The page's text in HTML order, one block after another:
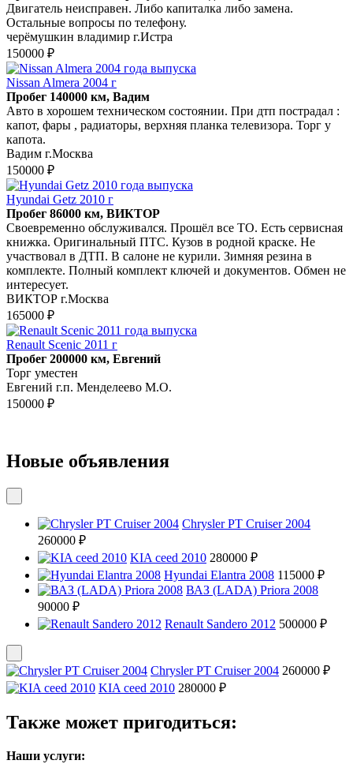
Двигатель неисправен. Либо капиталка либо замена.
Остальные вопросы по телефону.
черёмушкин владимир г.Истра
150000 ₽
Nissan Almera 2004 г
Пробег 140000 км, Вадим
Авто в хорошем техническом состоянии. При дтп пострадал :
капот, фары , радиаторы, верхняя планка телевизора. Торг у
капота.
Вадим г.Москва
150000 ₽
Hyundai Getz 2010 г
Пробег 86000 км, ВИКТОР
Своевременно обслуживался. Прошёл все ТО. Есть сервисная
книжка. Оригинальный ПТС. Кузов в родной краске. Не
участвовал в ДТП. В салоне не курили. Зимняя резина в
комплекте. Полный комплект ключей и документов. Обмен не
интересует.
ВИКТОР г.Москва
165000 ₽
Renault Scenic 2011 г
Пробег 200000 км, Евгений
Торг уместен
Евгений г.п. Менделеево М.О.
150000 ₽
Новые объявления
Chrysler PT Cruiser 2004
260000 ₽
KIA ceed 2010 280000 ₽
Hyundai Elantra 2008 115000 ₽
ВАЗ (LADA) Priora 2008
90000 ₽
Renault Sandero 2012 500000 ₽
Chrysler PT Cruiser 2004 260000 ₽
KIA ceed 2010 280000 ₽
Также может пригодиться:
Наши услуги: